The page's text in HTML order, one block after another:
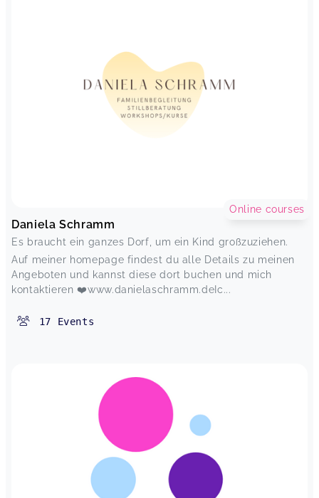
Daniela Schramm
Es braucht ein ganzes Dorf, um ein Kind großzuziehen.
Auf meiner homepage findest du alle Details zu meinen
Angeboten und kannst diese dort buchen und mich
kontaktieren ❤️www.danielaschramm.deIc...
Online courses
17 Events